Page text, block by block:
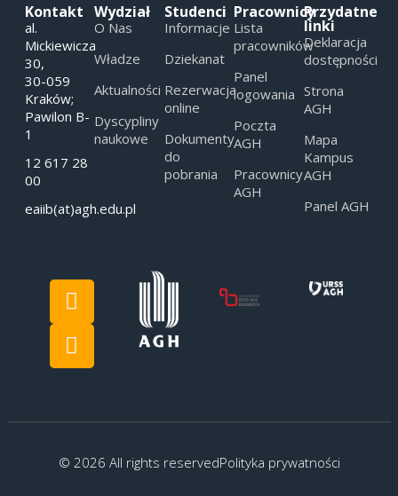
Kontakt
al.
Mickiewicza
30,
30-059
Kraków;
Pawilon B-
1
12 617 28
00
eaiib(at)agh.edu.pl
Wydział
O Nas
Władze
Aktualności
Dyscypliny
naukowe
Studenci
Informacje
Dziekanat
Rezerwacja
online
Dokumenty
do
pobrania
Pracownicy
Lista
pracowników
Panel
logowania
Poczta
AGH
Pracownicy
AGH
Przydatne
linki
Deklaracja
dostępności
Strona
AGH
Mapa
Kampus
AGH
Panel AGH
© 2026 All rights reservedPolityka prywatności